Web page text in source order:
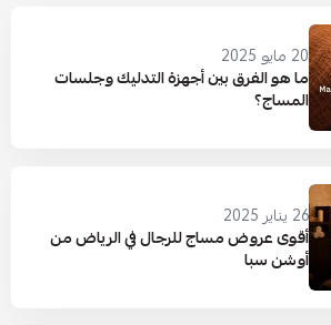
20 مايو 2025
ما هو الفرق بين أجهزة التدليك وجلسات
المساج؟
26 يناير 2025
أقوى عروض مساج للرجال في الرياض من
أوشن سبا